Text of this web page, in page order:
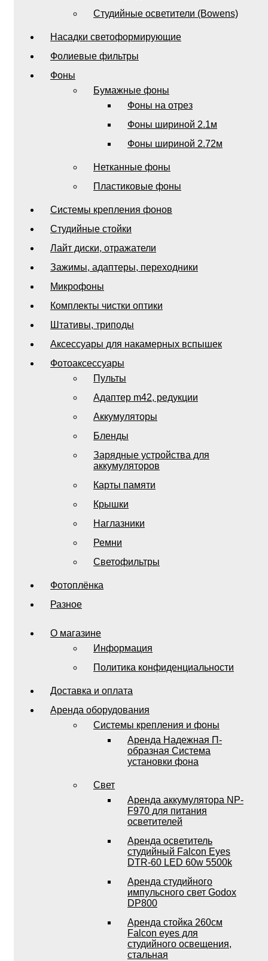
Студийные осветители (Bowens)
Насадки светоформирующие
Фолиевые фильтры
Фоны
Бумажные фоны
Фоны на отрез
Фоны шириной 2.1м
Фоны шириной 2.72м
Нетканные фоны
Пластиковые фоны
Системы крепления фонов
Студийные стойки
Лайт диски, отражатели
Зажимы, адаптеры, переходники
Микрофоны
Комплекты чистки оптики
Штативы, триподы
Аксессуары для накамерных вспышек
Фотоаксессуары
Пульты
Адаптер m42, редукции
Аккумуляторы
Бленды
Зарядные устройства для
аккумуляторов
Карты памяти
Крышки
Наглазники
Ремни
Светофильтры
Фотоплёнка
Разное
О магазине
Информация
Политика конфиденциальности
Доставка и оплата
Аренда оборудования
Системы крепления и фоны
Аренда Надежная П-
образная Система
установки фона
Свет
Аренда аккумулятора NP-
F970 для питания
осветителей
Аренда осветитель
студийный Falcon Eyes
DTR-60 LED 60w 5500k
Аренда студийного
импульсного свет Godox
DP800
Аренда стойка 260см
Falcon eyes для
студийного освещения,
стальная